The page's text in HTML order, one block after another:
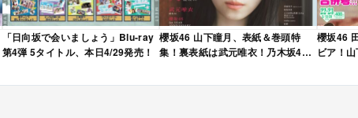
「日向坂で会いましょう」Blu-ray
第4弾 5タイトル、本日4/29発売！
櫻坂46 山下瞳月、表紙＆巻頭特
集！裏表紙は武元唯衣！乃木坂46
6月号」本日4/28発売！
櫻坂46
ビア！
合併号